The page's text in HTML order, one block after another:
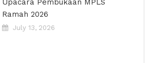
Upacara Pembukaan MPLS
Ramah 2026
July 13, 2026